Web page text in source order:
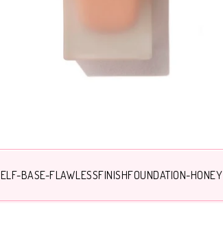
ELF-BASE-FLAWLESSFINISHFOUNDATION-HONEY